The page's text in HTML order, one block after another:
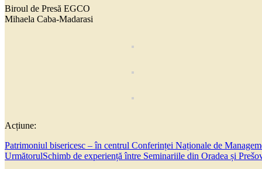
Biroul de Presă EGCO
Mihaela Caba-Madarasi
Acțiune:
Patrimoniul bisericesc – în centrul Conferinței Naționale de
UrmătorulSchimb de experiență între Seminariile din Oradea și